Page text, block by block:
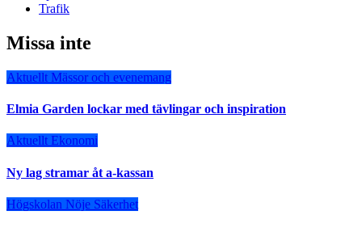
Trafik
Missa inte
Aktuellt Mässor och evenemang
Elmia Garden lockar med tävlingar och inspiration
Aktuellt Ekonomi
Ny lag stramar åt a-kassan
Högskolan Nöje Säkerhet